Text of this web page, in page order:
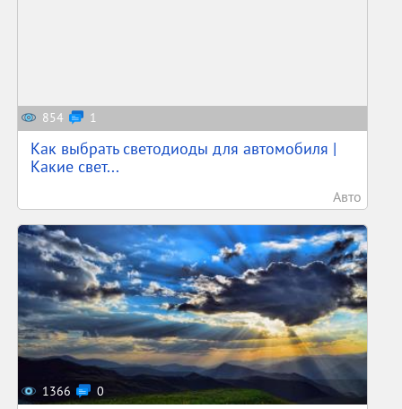
854 1
Как выбрать светодиоды для автомобиля |
Какие свет...
Авто
1366 0